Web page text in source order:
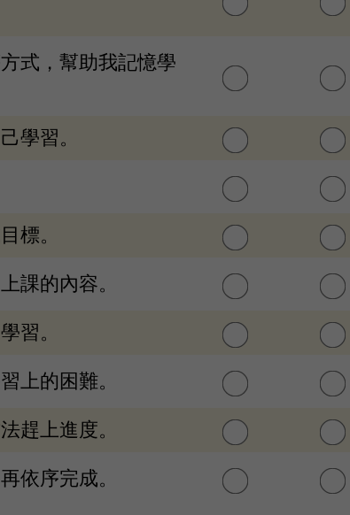
式，幫助我記憶學
學習。
標。
課的內容。
習。
上的困難。
趕上進度。
依序完成。